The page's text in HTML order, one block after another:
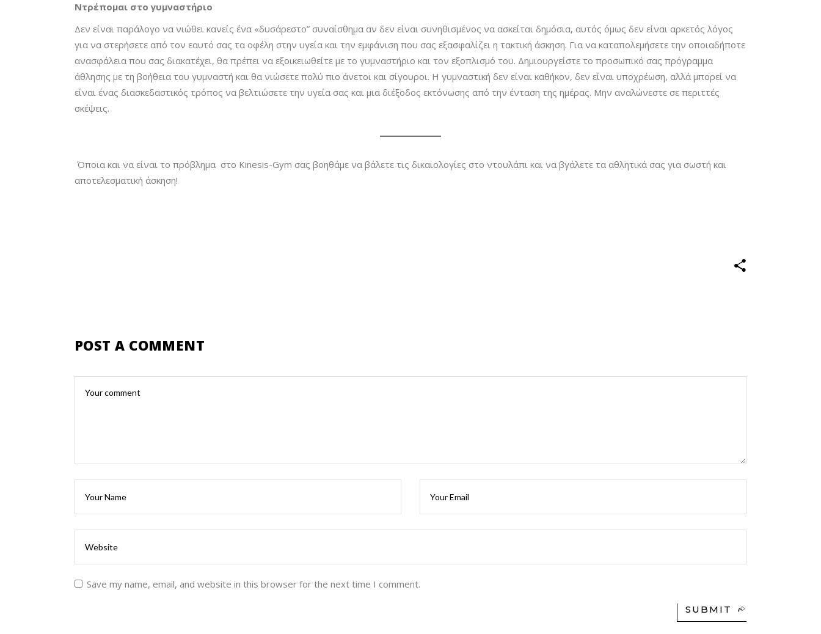
Ντρέπομαι στο γυμναστήριο
Δεν είναι παράλογο να νιώθει κανείς ένα «δυσάρεστο” συναίσθημα αν δεν είναι συνηθισμένος να ασκείται δημόσια, αυτός όμως δεν είναι αρκετός λόγος
για να στερήσετε από τον εαυτό σας τα οφέλη στην υγεία και την εμφάνιση που σας εξασφαλίζει η τακτική άσκηση. Για να καταπολεμήσετε την οποιαδήποτε
ανασφάλεια που σας διακατέχει, θα πρέπει να εξοικειωθείτε με το γυμναστήριο και τον εξοπλισμό του. Δημιουργείστε το προσωπικό σας πρόγραμμα
άθλησης με τη βοήθεια του γυμναστή και θα νιώσετε πολύ πιο άνετοι και σίγουροι. Η γυμναστική δεν είναι καθήκον, δεν είναι υποχρέωση, αλλά μπορεί να
είναι ένας διασκεδαστικός τρόπος να βελτιώσετε την υγεία σας και μια διέξοδος εκτόνωσης από την ένταση της ημέρας. Μην αναλώνεστε σε περιττές
σκέψεις.
Όποια και να είναι το πρόβλημα στο Kinesis-Gym σας βοηθάμε να βάλετε τις δικαιολογίες στο ντουλάπι και να βγάλετε τα αθλητικά σας για σωστή και
αποτελεσματική άσκηση!
POST A COMMENT
Save my name, email, and website in this browser for the next time I comment.
SUBMIT